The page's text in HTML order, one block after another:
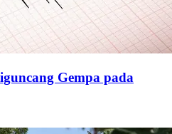
Gempa pada